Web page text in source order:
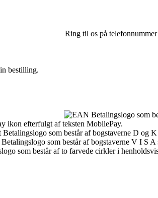
Ring til os på telefonnummer
bestilling.